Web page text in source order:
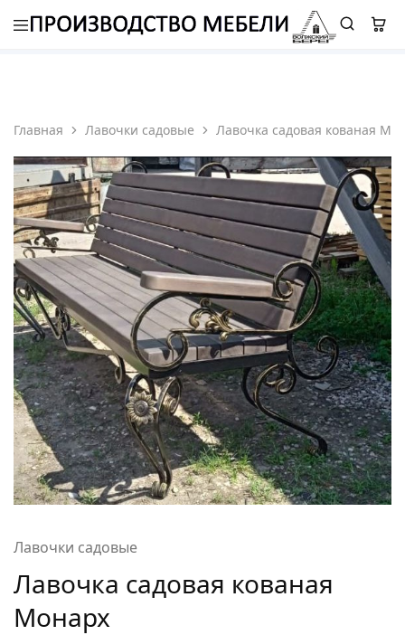
8 (987) 310 7777- ELETS.ROMAN@YANDEX.RU
Главная Лавочки садовые Лавочка садовая кованая
Лавочки садовые
Лавочка садовая кованая
Монарх